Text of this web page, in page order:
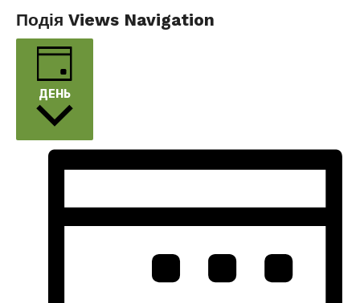
Подія Views Navigation
ДЕНЬ